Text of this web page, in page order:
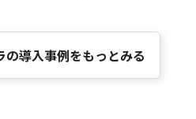
の導入事例をもっとみる